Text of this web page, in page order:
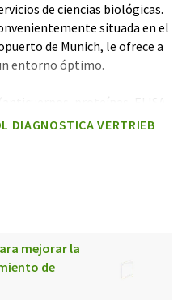
de ciencias biológicas.
situada en el
de Munich, le ofrece a
entorno óptimo.
proteínas, ELISA,
somos uno de los
DIAGNOSTICA VERTRIEB
mejorar la
de